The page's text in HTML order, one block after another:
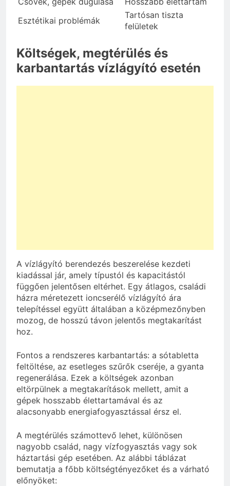
Esztétikai problémák
Tartósan tiszta
felületek
Költségek, megtérülés és
karbantartás vízlágyító esetén
A vízlágyító berendezés beszerelése kezdeti
kiadással jár, amely típustól és kapacitástól
függően jelentősen eltérhet. Egy átlagos, családi
házra méretezett ioncserélő vízlágyító ára
telepítéssel együtt általában a középmezőnyben
mozog, de hosszú távon jelentős megtakarítást
hoz.
Fontos a rendszeres karbantartás: a sótabletta
feltöltése, az esetleges szűrők cseréje, a gyanta
regenerálása. Ezek a költségek azonban
eltörpülnek a megtakarítások mellett, amit a
gépek hosszabb élettartamával és az
alacsonyabb energiafogyasztással érsz el.
A megtérülés számottevő lehet, különösen
nagyobb család, nagy vízfogyasztás vagy sok
háztartási gép esetében. Az alábbi táblázat
bemutatja a főbb költségtényezőket és a várható
előnyöket: